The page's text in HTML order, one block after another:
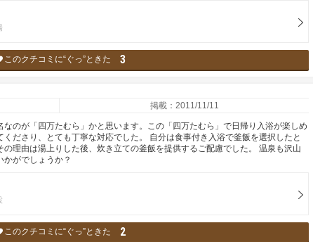
このクチコミに“ぐっ”ときた 3
掲載：2011/11/11
のが「四万たむら」かと思います。この「四万たむら」で日帰り入浴が楽しめ
ださり、とても丁寧な対応でした。 自分は食事付き入浴で釜飯を選択したと
理由は湯上りした後、炊き立ての釜飯を提供するご配慮でした。 温泉も沢山
がでしょうか？
このクチコミに“ぐっ”ときた 2